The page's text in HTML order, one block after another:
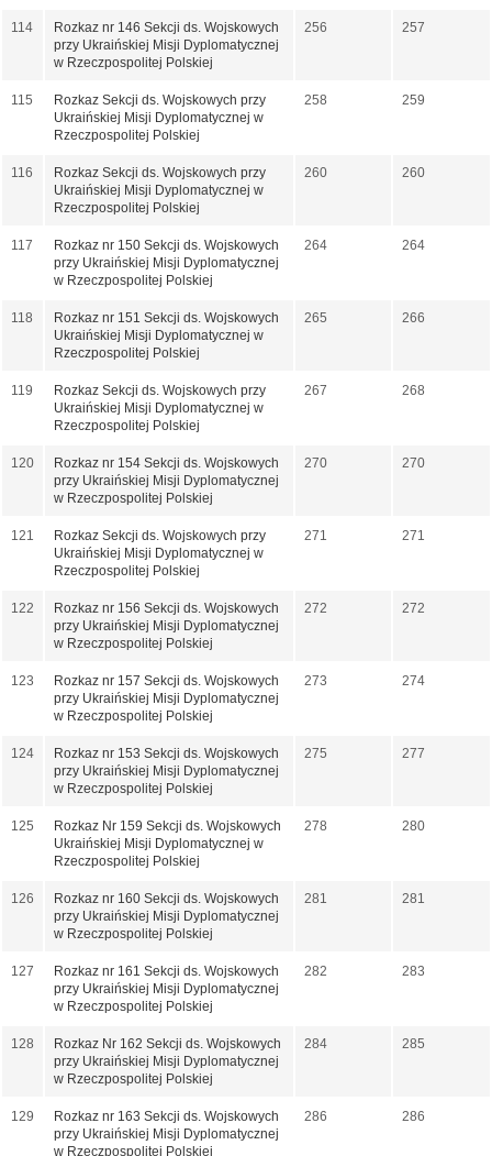
114
Rozkaz nr 146 Sekcji ds. Wojskowych
przy Ukraińskiej Misji Dyplomatycznej
w Rzeczpospolitej Polskiej
256 257
115
Rozkaz Sekcji ds. Wojskowych przy
Ukraińskiej Misji Dyplomatycznej w
Rzeczpospolitej Polskiej
258 259
116
Rozkaz Sekcji ds. Wojskowych przy
Ukraińskiej Misji Dyplomatycznej w
Rzeczpospolitej Polskiej
260 260
117
Rozkaz nr 150 Sekcji ds. Wojskowych
przy Ukraińskiej Misji Dyplomatycznej
w Rzeczpospolitej Polskiej
264 264
118
Rozkaz nr 151 Sekcji ds. Wojskowych
Ukraińskiej Misji Dyplomatycznej w
Rzeczpospolitej Polskiej
265 266
119
Rozkaz Sekcji ds. Wojskowych przy
Ukraińskiej Misji Dyplomatycznej w
Rzeczpospolitej Polskiej
267 268
120
Rozkaz nr 154 Sekcji ds. Wojskowych
przy Ukraińskiej Misji Dyplomatycznej
w Rzeczpospolitej Polskiej
270 270
121
Rozkaz Sekcji ds. Wojskowych przy
Ukraińskiej Misji Dyplomatycznej w
Rzeczpospolitej Polskiej
271 271
122
Rozkaz nr 156 Sekcji ds. Wojskowych
przy Ukraińskiej Misji Dyplomatycznej
w Rzeczpospolitej Polskiej
272 272
123
Rozkaz nr 157 Sekcji ds. Wojskowych
przy Ukraińskiej Misji Dyplomatycznej
w Rzeczpospolitej Polskiej
273 274
124
Rozkaz nr 153 Sekcji ds. Wojskowych
przy Ukraińskiej Misji Dyplomatycznej
w Rzeczpospolitej Polskiej
275 277
125
Rozkaz Nr 159 Sekcji ds. Wojskowych
Ukraińskiej Misji Dyplomatycznej w
Rzeczpospolitej Polskiej
278 280
126
Rozkaz nr 160 Sekcji ds. Wojskowych
przy Ukraińskiej Misji Dyplomatycznej
w Rzeczpospolitej Polskiej
281 281
127
Rozkaz nr 161 Sekcji ds. Wojskowych
przy Ukraińskiej Misji Dyplomatycznej
w Rzeczpospolitej Polskiej
282 283
128
Rozkaz Nr 162 Sekcji ds. Wojskowych
przy Ukraińskiej Misji Dyplomatycznej
w Rzeczpospolitej Polskiej
284 285
129
Rozkaz nr 163 Sekcji ds. Wojskowych
przy Ukraińskiej Misji Dyplomatycznej
w Rzeczpospolitej Polskiej
286 286